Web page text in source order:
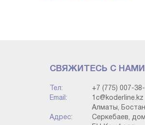
· Тапсырыстар
СВЯЖИТЕСЬ С НАМИ
Тел:
+7 (775) 007-
Email:
1c@koderline.kz
Адрес:
Алматы,
Серкебаев,